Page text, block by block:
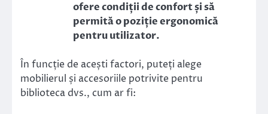
ofere condiții de confort și să
permită o poziție ergonomică
pentru utilizator.
În funcție de acești factori, puteți alege
mobilierul și accesoriile potrivite pentru
biblioteca dvs., cum ar fi: